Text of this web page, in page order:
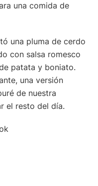
una comida de
una pluma de cerdo
con salsa romesco
patata y boniato.
una versión
de nuestra
el resto del día.